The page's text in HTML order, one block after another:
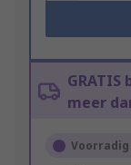
meer